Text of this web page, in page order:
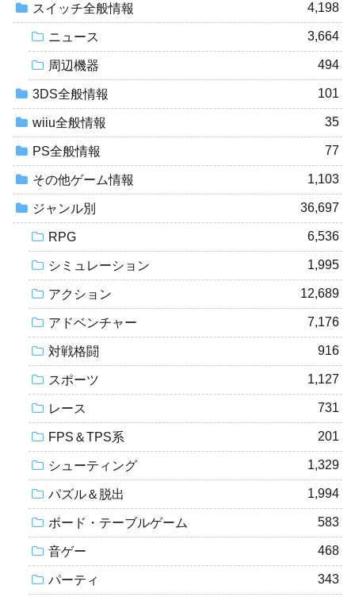
スイッチ全般情報 4,198
ニュース 3,664
周辺機器 494
3DS全般情報 101
wiiu全般情報 35
PS全般情報 77
その他ゲーム情報 1,103
ジャンル別 36,697
RPG 6,536
シミュレーション 1,995
アクション 12,689
アドベンチャー 7,176
対戦格闘 916
スポーツ 1,127
レース 731
FPS＆TPS系 201
シューティング 1,329
パズル＆脱出 1,994
ボード・テーブルゲーム 583
音ゲー 468
パーティ 343